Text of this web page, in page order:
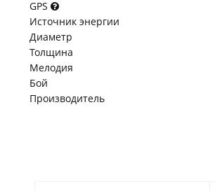
GPS
Источник энергии
Диаметр
Толщина
Мелодия
Бой
Производитель